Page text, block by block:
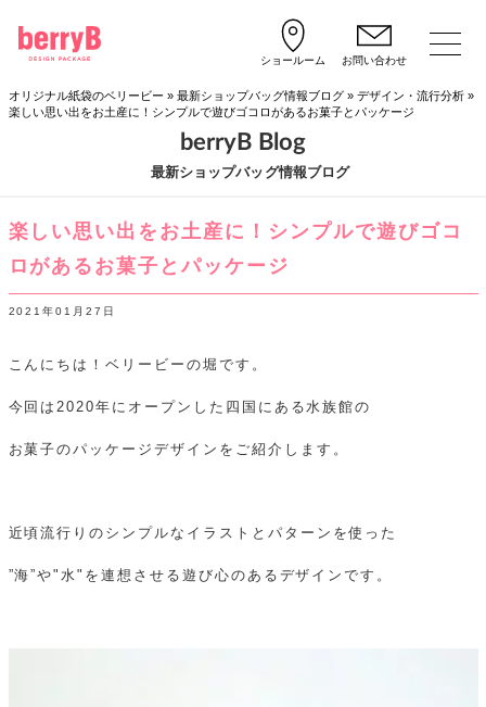
ショールーム お問い合わせ
オリジナル紙袋のベリービー » 最新ショップバッグ情報ブログ» デザイン・流行分析»
楽しい思い出をお土産に！シンプルで遊びゴコロがあるお菓子とパッケージ
最新ショップバッグ情報ブログ
berryB Blog
楽しい思い出をお土産に！シンプルで遊びゴコ
ロがあるお菓子とパッケージ
2021年01月27日
こんにちは！ベリービーの堀です。
今回は2020年にオープンした四国にある水族館の
お菓子のパッケージデザインをご紹介します。
近頃流行りのシンプルなイラストとパターンを使った
”海”や"水"を連想させる遊び心のあるデザインです。